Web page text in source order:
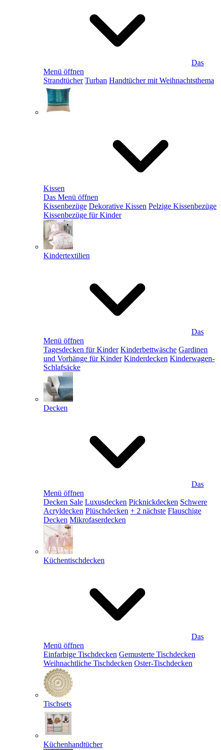
Das
Menü öffnen
Strandtücher Turban Handtücher mit Weihnachtsthema
Kissen
Das Menü öffnen
Kissenbezüge Dekorative Kissen Pelzige Kissenbezüge
Kissenbezüge für Kinder
Kindertextilien
Das
Menü öffnen
Tagesdecken für Kinder Kinderbettwäsche Gardinen
und Vorhänge für Kinder Kinderdecken Kinderwagen-
Schlafsäcke
Decken
Das
Menü öffnen
Decken Sale Luxusdecken Picknickdecken Schwere
Acryldecken Plüschdecken + 2 nächste Flauschige
Decken Mikrofaserdecken
Küchentischdecken
Das
Menü öffnen
Einfarbige Tischdecken Gemusterte Tischdecken
Weihnachtliche Tischdecken Oster-Tischdecken
Tischsets
Küchenhandtücher